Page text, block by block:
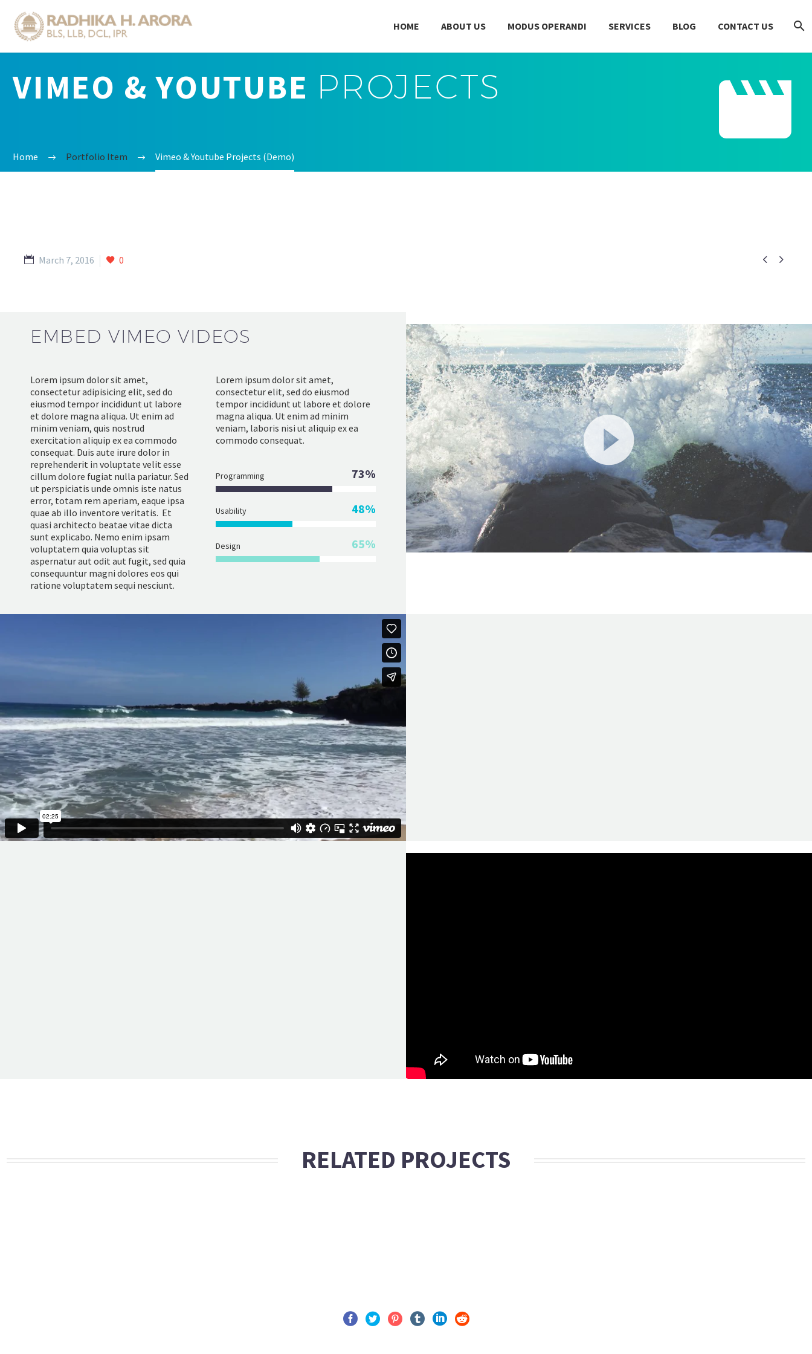
HOME ABOUT US MODUS OPERANDI SERVICES BLOG CONTACT US


VIMEO & YOUTUBE PROJECTS
Home Portfolio Item Vimeo & Youtube Projects (Demo)
 
March 7, 2016 0
EMBED VIMEO VIDEOS
Lorem ipsum dolor sit amet,
consectetur adipisicing elit, sed do
eiusmod tempor incididunt ut labore
et dolore magna aliqua. Ut enim ad
minim veniam, quis nostrud
exercitation aliquip ex ea commodo
consequat. Duis aute irure dolor in
reprehenderit in voluptate velit esse
cillum dolore fugiat nulla pariatur. Sed
ut perspiciatis unde omnis iste natus
error, totam rem aperiam, eaque ipsa
quae ab illo inventore veritatis. Et
quasi architecto beatae vitae dicta
sunt explicabo. Nemo enim ipsam
voluptatem quia voluptas sit
aspernatur aut odit aut fugit, sed quia
consequuntur magni dolores eos qui
ratione voluptatem sequi nesciunt.
Lorem ipsum dolor sit amet,
consectetur elit, sed do eiusmod
tempor incididunt ut labore et dolore
magna aliqua. Ut enim ad minim
veniam, laboris nisi ut aliquip ex ea
commodo consequat.
Programming 73%
Usability 48%
Design 65%
RELATED PROJECTS